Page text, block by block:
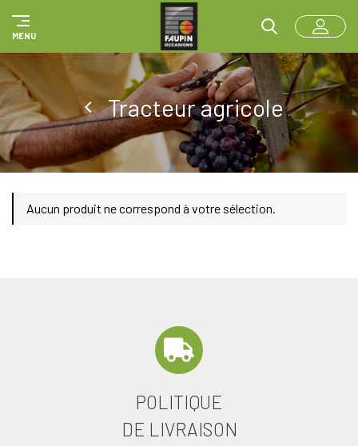
MENU
Tracteur agricole
Aucun produit ne correspond à votre sélection.
POLITIQUE
DE LIVRAISON
Panneau de gestion des cookies